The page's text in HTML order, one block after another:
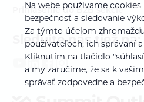
Prihlásenie do B2B sekcie
Sledujte nás tiež na:
Na webe používame
bezpečnosť a sledovanie
Za týmto účelom
používateľoch, ich správaní
Kliknutím na tlačidlo
a my zaručíme, že sa k
správať zodpovedne a